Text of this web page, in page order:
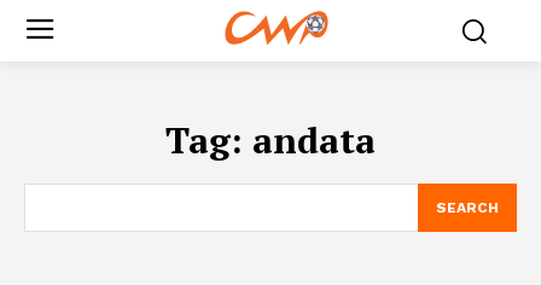
Tag: andata
SEARCH